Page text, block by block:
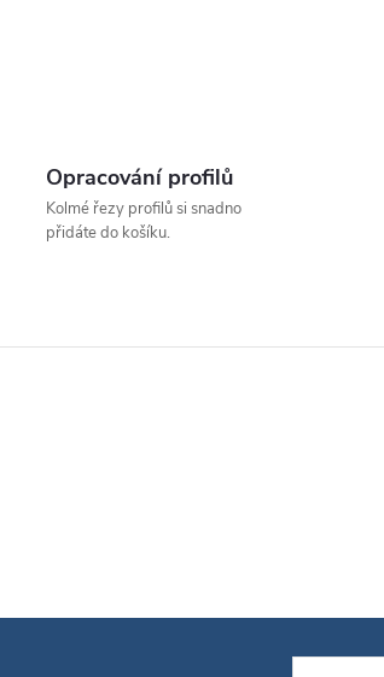
Opracování profilů
Kolmé řezy profilů si snadno
přidáte do košíku.